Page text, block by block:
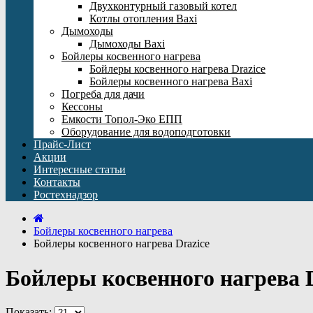
Двухконтурный газовый котел
Котлы отопления Baxi
Дымоходы
Дымоходы Baxi
Бойлеры косвенного нагрева
Бойлеры косвенного нагрева Drazice
Бойлеры косвенного нагрева Baxi
Погреба для дачи
Кессоны
Емкости Топол-Эко ЕПП
Оборудование для водоподготовки
Прайс-Лист
Акции
Интересные статьи
Контакты
Ростехнадзор
Бойлеры косвенного нагрева
Бойлеры косвенного нагрева Drazice
Бойлеры косвенного нагрева